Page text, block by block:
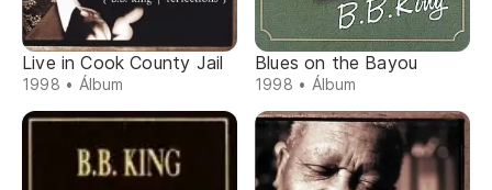
Live in Cook County Jail
1998 • Álbum
Blues on the Bayou
1998 • Álbum